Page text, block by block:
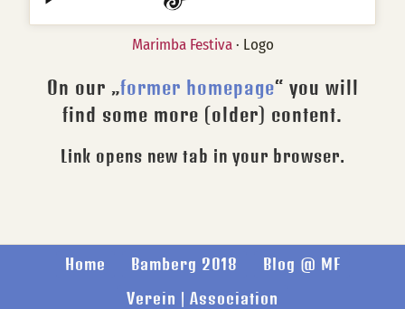
Marimba Festiva· Logo
On our „former homepage“ you will
find some more (older) content.
Link opens new tab in your browser.
Home Bamberg 2018
Blog @ MF
Verein | Association